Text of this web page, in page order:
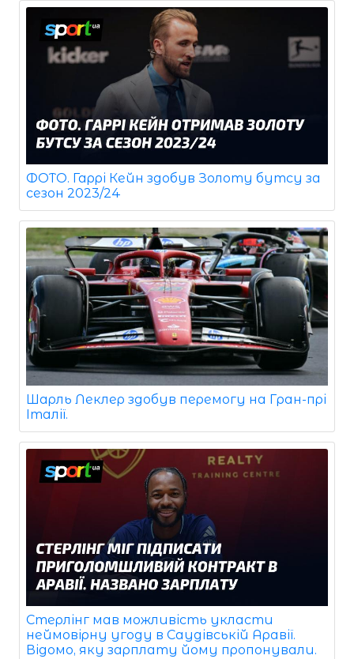
ФОТО. Гаррі Кейн здобув Золоту бутсу за
сезон 2023/24
Шарль Леклер здобув перемогу на Гран-прі
Італії.
Стерлінг мав можливість укласти
неймовірну угоду в Саудівській Аравії.
Відомо, яку зарплату йому пропонували.